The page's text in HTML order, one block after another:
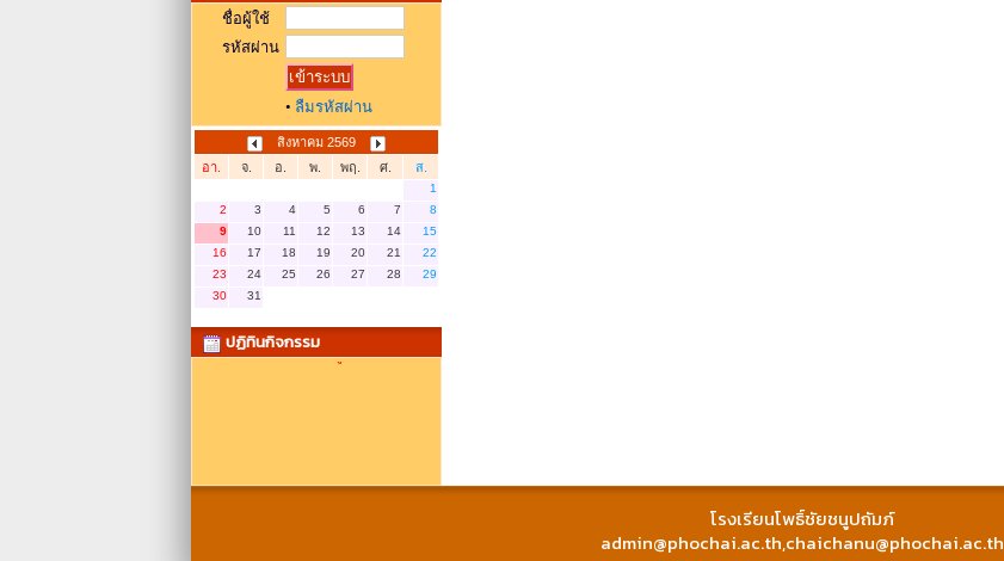
ชื่อผู้ใช้
รหัสผ่าน
• ลืมรหัสผ่าน
สิงหาคม 2569
อา.
จ. อ. พ. พฤ. ศ. ส.
1
2
3 4 5 6 7
8
9
10 11 12 13 14
15
16
17 18 19 20 21
22
23
24 25 26 27 28
29
30
31
ปฏิทินกิจกรรม
ไม่มีข้อมูล
โรงเรียนโพธิ์ชัยชนูปถัมภ์
admin@phochai.ac.th,chaichanu@phochai.ac.th